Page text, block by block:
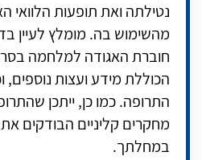
נטילתה ואת תופעות הלוואי
מהשימוש בה. מומלץ לעיין
חוברת האגודה למלחמה
הכוללת מידע ועצות נוספים,
התרופה. כמו כן, ייתכן
מחקרים קליניים הבודקים את
במחלתך.